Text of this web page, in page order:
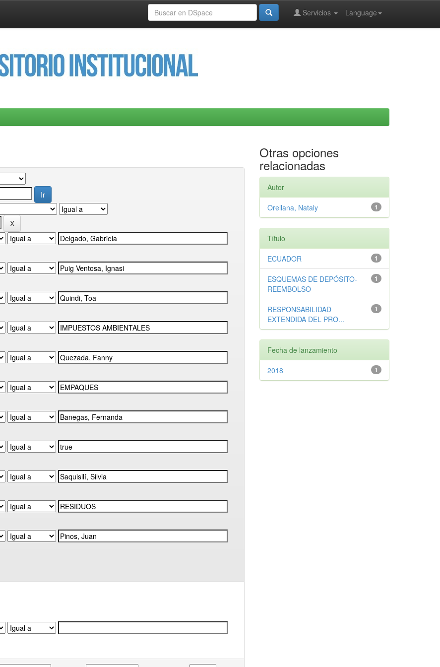
Language
Servicios
Otras opciones
relacionadas
Autor
1
Orellana, Nataly
Título
1
ECUADOR
1
ESQUEMAS DE DEPÓSITO-
REEMBOLSO
1
RESPONSABILIDAD
EXTENDIDA DEL PRO...
Fecha de lanzamiento
1
2018